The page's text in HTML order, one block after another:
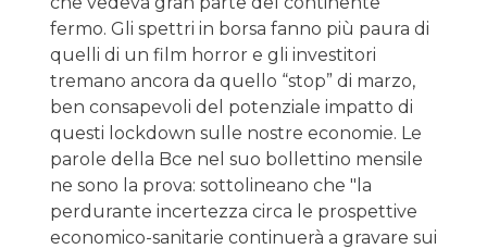
fermo. Gli spettri in borsa fanno più paura di
quelli di un film horror e gli investitori
tremano ancora da quello “stop” di marzo,
ben consapevoli del potenziale impatto di
questi lockdown sulle nostre economie. Le
parole della Bce nel suo bollettino mensile
ne sono la prova: sottolineano che "la
perdurante incertezza circa le prospettive
economico-sanitarie continuerà a gravare sui